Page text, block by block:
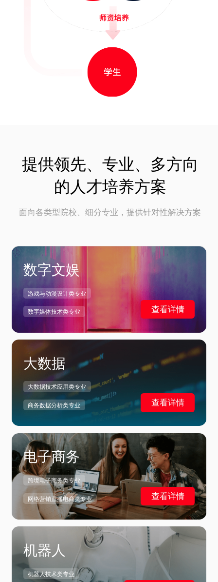
提供领先、专业、多方向
的人才培养方案
面向各类型院校、细分专业，提供针对性解决方案
数字文娱
游戏与动漫设计类专业
数字媒体技术类专业 查看详情
大数据
大数据技术应用类专业
商务数据分析类专业 查看详情
电子商务
跨境电子商务类专业
网络营销直播电商类专业 查看详情
机器人
机器人技术类专业